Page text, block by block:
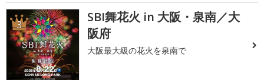
3
SBI舞花火 in 大阪・泉南／大
阪府
大阪最大級の花火を泉南で